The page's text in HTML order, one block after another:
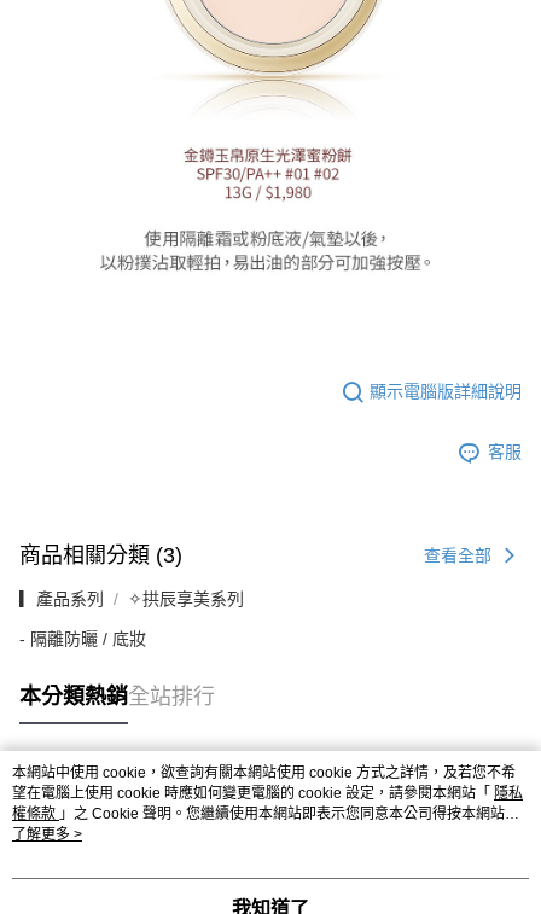
顯示電腦版詳細說明
客服
商品相關分類 (3) 查看全部
▎產品系列 ✧拱辰享美系列
- 隔離防曬 / 底妝
本分類熱銷全站排行
熱門標籤
本網站中使用 cookie，欲查詢有關本網站使用 cookie 方式之詳情，及若您不希
望在電腦上使用 cookie 時應如何變更電腦的 cookie 設定，請參閱本網站「 隱私
權條款 」之 Cookie 聲明。您繼續使用本網站即表示您同意本公司得按本網站使
用條款之 Cookie 聲明使用 cookie。
了解更多 >
我知道了